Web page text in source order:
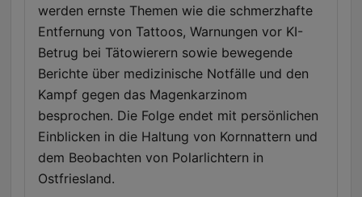
werden ernste Themen wie die schmerzhafte
Entfernung von Tattoos, Warnungen vor KI-
Betrug bei Tätowierern sowie bewegende
Berichte über medizinische Notfälle und den
Kampf gegen das Magenkarzinom
besprochen. Die Folge endet mit persönlichen
Einblicken in die Haltung von Kornnattern und
dem Beobachten von Polarlichtern in
Ostfriesland.